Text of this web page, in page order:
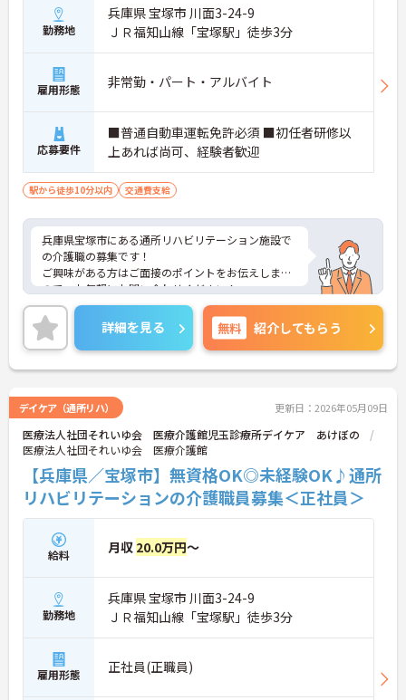
勤務地
兵庫県 宝塚市 川面3-24-9
ＪＲ福知山線「宝塚駅」徒歩3分
雇用形態 非常勤・パート・アルバイト
応募要件
■普通自動車運転免許必須 ■初任者研修以
上あれば尚可、経験者歓迎
駅から徒歩10分以内 交通費支給
兵庫県宝塚市にある通所リハビリテーション施設で
の介護職の募集です！
ご興味がある方はご面接のポイントをお伝えします
ので、お気軽にお問い合わせください！
詳細を見る 無料 紹介してもらう
デイケア（通所リハ） 更新日：2026年05月09日
医療法人社団それいゆ会 医療介護館児玉診療所デイケア あけぼの
医療法人社団それいゆ会 医療介護館
【兵庫県／宝塚市】無資格OK◎未経験OK♪通所
リハビリテーションの介護職員募集＜正社員＞
給料 月収 20.0万円～
勤務地
兵庫県 宝塚市 川面3-24-9
ＪＲ福知山線「宝塚駅」徒歩3分
雇用形態 正社員(正職員)